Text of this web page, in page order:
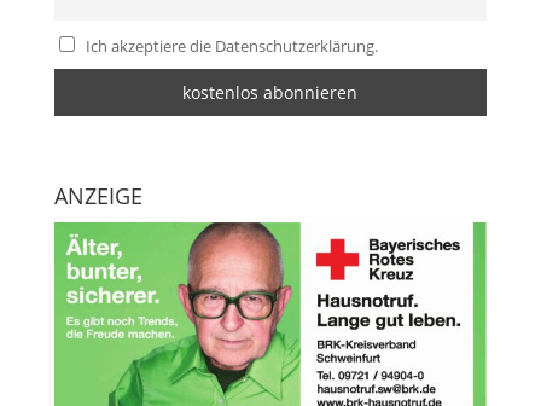
Ich akzeptiere die Datenschutzerklärung.
ANZEIGE